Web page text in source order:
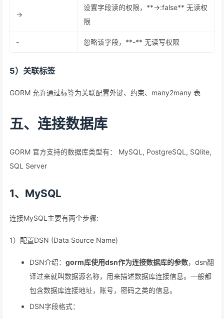
->
设置字段读的权限，**->:false** 无读权
限
- 忽略该字段，**-** 无读写权限
5）关联标签
GORM 允许通过标签为关联配置外键、约束、many2many 表
五、连接数据库
GORM 官方支持的数据库类型有： MySQL, PostgreSQL, SQlite,
SQL Server
1、MySQL
连接MySQL主要有两个步骤:
1）配置DSN (Data Source Name)
DSN介绍： gorm库使用dsn作为连接数据库的参数，dsn翻
译过来就叫数据源名称，用来描述数据库连接信息。一般都
包含数据库连接地址，账号，密码之类的信息。
DSN字段格式：